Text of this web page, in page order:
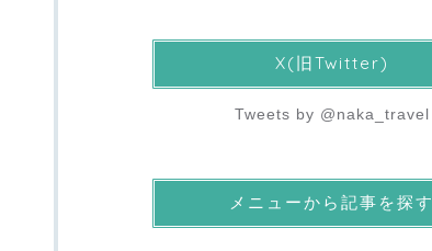
X(旧Twitter)
Tweets by @naka_travel
メニューから記事を探す